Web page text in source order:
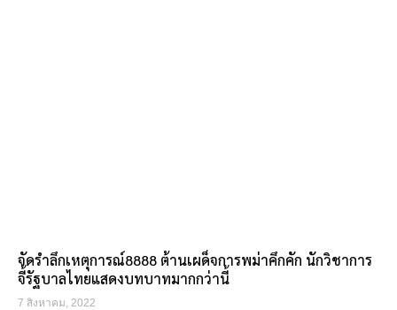
จัดรำลึกเหตุการณ์8888 ต้านเผด็จการพม่าคึกคัก นักวิชาการ
จี้รัฐบาลไทยแสดงบทบาทมากกว่านี้
7 สิงหาคม, 2022